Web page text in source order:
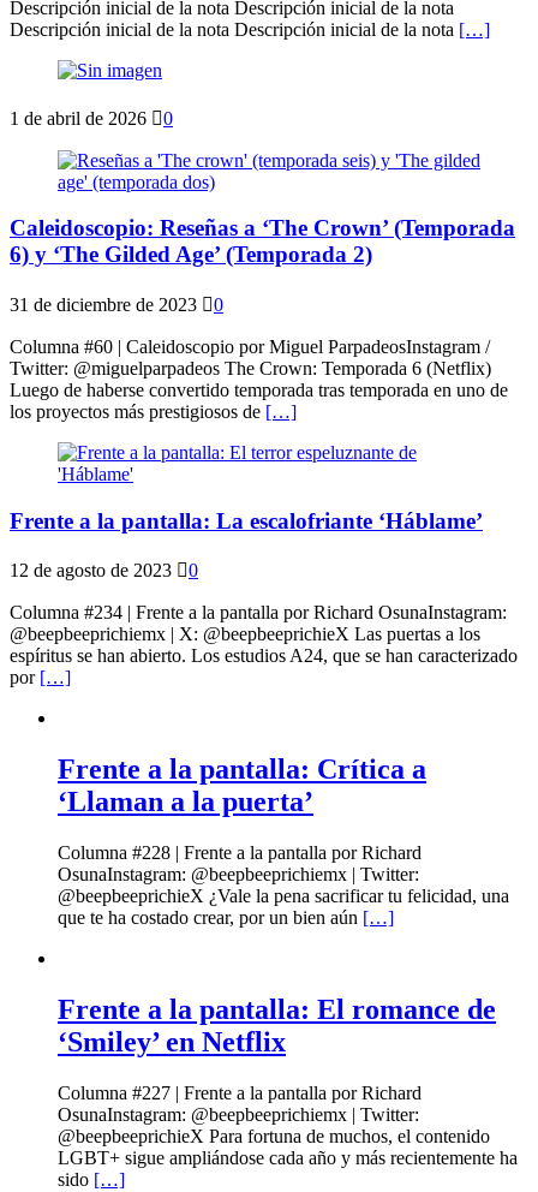
Descripción inicial de la nota Descripción inicial de la nota
Descripción inicial de la nota Descripción inicial de la nota […]
1 de abril de 2026 0
Caleidoscopio: Reseñas a ‘The Crown’ (Temporada
6) y ‘The Gilded Age’ (Temporada 2)
31 de diciembre de 2023 0
Columna #60 | Caleidoscopio por Miguel ParpadeosInstagram /
Twitter: @miguelparpadeos The Crown: Temporada 6 (Netflix)
Luego de haberse convertido temporada tras temporada en uno de
los proyectos más prestigiosos de […]
Frente a la pantalla: La escalofriante ‘Háblame’
12 de agosto de 2023 0
Columna #234 | Frente a la pantalla por Richard OsunaInstagram:
@beepbeeprichiemx | X: @beepbeeprichieX Las puertas a los
espíritus se han abierto. Los estudios A24, que se han caracterizado
por […]
Frente a la pantalla: Crítica a
‘Llaman a la puerta’
Columna #228 | Frente a la pantalla por Richard
OsunaInstagram: @beepbeeprichiemx | Twitter:
@beepbeeprichieX ¿Vale la pena sacrificar tu felicidad, una
que te ha costado crear, por un bien aún […]
Frente a la pantalla: El romance de
‘Smiley’ en Netflix
Columna #227 | Frente a la pantalla por Richard
OsunaInstagram: @beepbeeprichiemx | Twitter:
@beepbeeprichieX Para fortuna de muchos, el contenido
LGBT+ sigue ampliándose cada año y más recientemente ha
sido […]